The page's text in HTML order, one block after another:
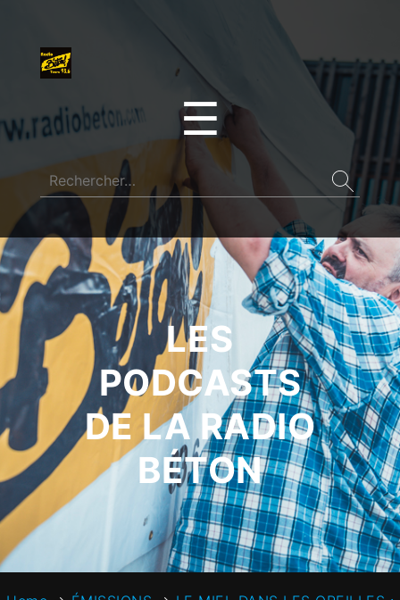
☰
LES
PODCASTS
DE LA RADIO
BÉTON